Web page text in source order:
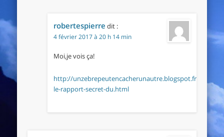
robertespierre dit :
4 février 2017 à 20 h 14 min
Moi,je vois ça!
http://unzebrepeutencacherunautre.blogspot.fr/2017/
le-rapport-secret-du.html